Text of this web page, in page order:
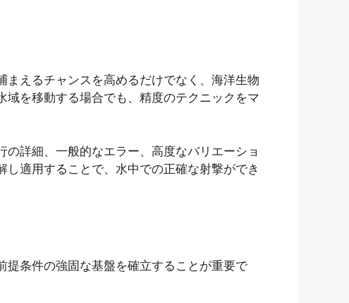
えるチャンスを高めるだけでなく、海洋生物
を移動する場合でも、精度のテクニックをマ
詳細、一般的なエラー、高度なバリエーショ
適用することで、水中での正確な射撃ができ
条件の強固な基盤を確立することが重要で